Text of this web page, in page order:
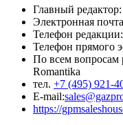
Главный
Электронная
Телефон редакции:
Телефон прямого
По всем вопросам
Romantika
тел. +7 (495) 921-
E-mail:
https://